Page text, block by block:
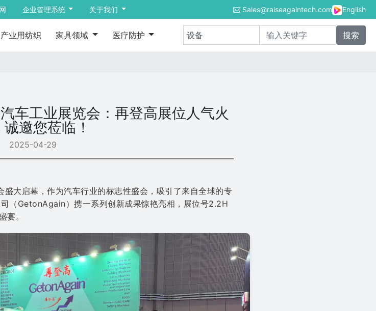
企业管理系统 关于我们 Sales@raiseagaintech.com English
产业用纺织 家具领域 医疗防护
车工业展览会：再登高展位人气火
邀您莅临！
2025-04-29
大启幕，作为汽车行业的标志性盛会，吸引了来自全球的专
（GetonAgain）携一系列创新成果惊艳亮相，展位号2.2H
宴。